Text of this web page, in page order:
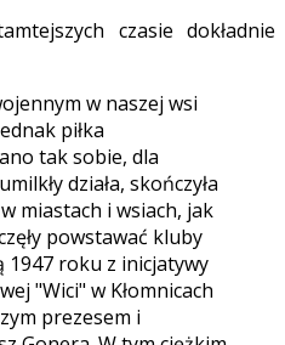
czasie dokładnie
w naszej wsi
piłka
tak sobie, dla
działa, skończyła
miastach i wsiach, jak
powstawać kluby
roku z inicjatywy
"Wici" w Kłomnicach
prezesem i